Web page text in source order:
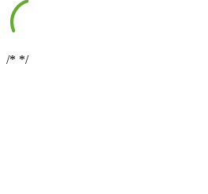
/* */